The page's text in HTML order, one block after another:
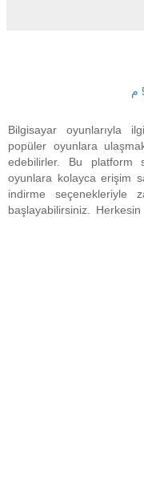
Bilgisayar oyunlarıyla
popüler oyunlara
edebilirler. Bu platform
oyunlara kolayca erişim
indirme seçenekleriyle
başlayabilirsiniz.